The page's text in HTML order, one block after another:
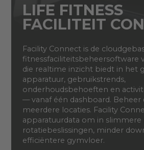
LIFE FITNESS
FACILITEIT
Facility Connect is de
fitnessfaciliteitsbeheersoftware
die realtime inzicht biedt in het
apparatuur, gebruikstrends,
onderhoudsbehoeften en
— vanaf één dashboard. Beheer
meerdere locaties. Facility
apparatuurdata om in
rotatiebeslissingen, minder
efficiëntere gymvloer.